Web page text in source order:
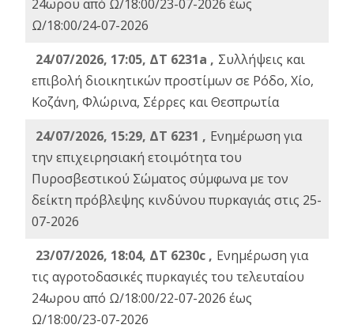
24ωρου από Ω/18:00/23-07-2026 έως
Ω/18:00/24-07-2026
24/07/2026, 17:05, ΔΤ 6231a , Συλλήψεις και
επιβολή διοικητικών προστίμων σε Ρόδο, Χίο,
Κοζάνη, Φλώρινα, Σέρρες και Θεσπρωτία
24/07/2026, 15:29, ΔΤ 6231 , Ενημέρωση για
την επιχειρησιακή ετοιμότητα του
Πυροσβεστικού Σώματος σύμφωνα με τον
δείκτη πρόβλεψης κινδύνου πυρκαγιάς στις 25-
07-2026
23/07/2026, 18:04, ΔΤ 6230c , Ενημέρωση για
τις αγροτοδασικές πυρκαγιές του τελευταίου
24ωρου από Ω/18:00/22-07-2026 έως
Ω/18:00/23-07-2026